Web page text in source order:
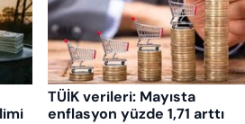
TÜİK verileri: Mayısta
enflasyon yüzde 1,71 arttı